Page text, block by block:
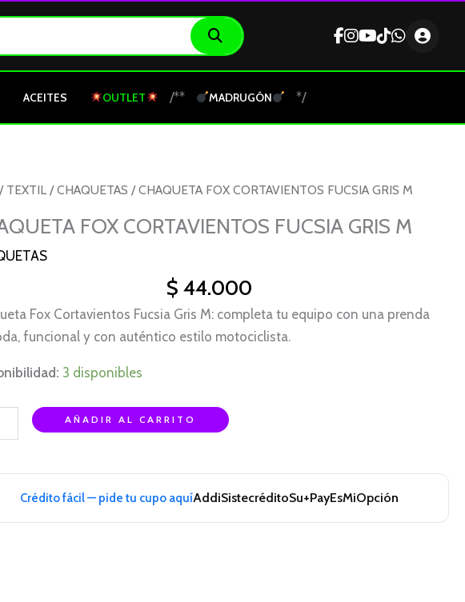
ACEITES OUTLET /** MADRUGÓN */
/ TEXTIL /CHAQUETAS / CHAQUETA FOX CORTAVIENTOS FUCSIA GRIS M
FOX CORTAVIENTOS FUCSIA GRIS M
$ 44.000
Fox Cortavientos Fucsia Gris M: completa tu equipo con una prenda
funcional y con auténtico estilo motociclista.
3 disponibles
AÑADIR AL CARRITO
Crédito fácil — pide tu cupo aquíAddiSistecréditoSu+PayEsMiOpción